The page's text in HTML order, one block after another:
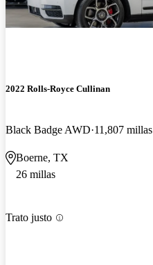
2022 Rolls-Royce Cullinan
Black Badge AWD 11,807 millas
Boerne, TX
26 millas
Trato justo